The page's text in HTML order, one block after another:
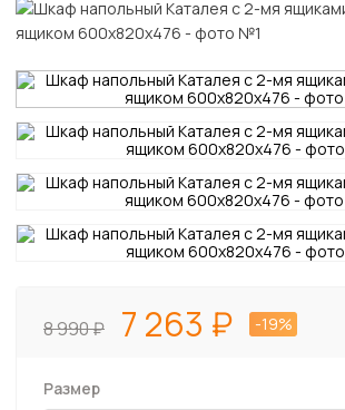
8 990 7 263 -19%
Размер